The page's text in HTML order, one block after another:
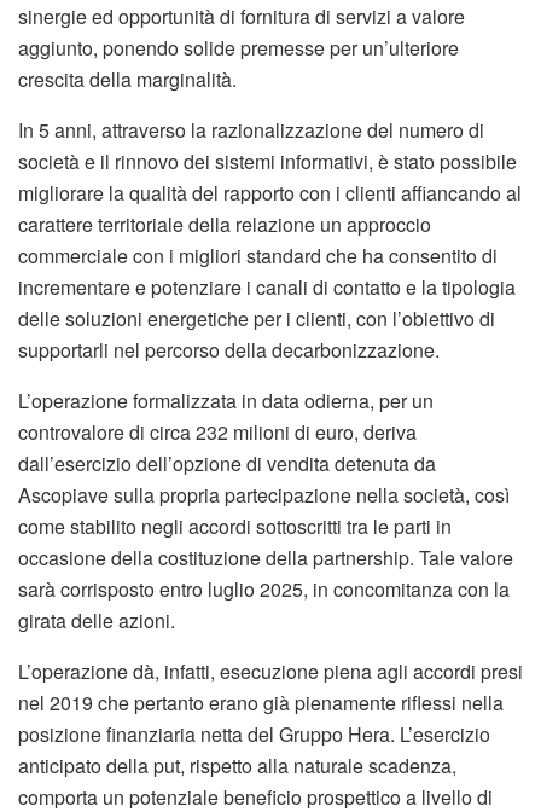
sinergie ed opportunità di fornitura di servizi a valore
aggiunto, ponendo solide premesse per un’ulteriore
crescita della marginalità.
In 5 anni, attraverso la razionalizzazione del numero di
società e il rinnovo dei sistemi informativi, è stato possibile
migliorare la qualità del rapporto con i clienti affiancando al
carattere territoriale della relazione un approccio
commerciale con i migliori standard che ha consentito di
incrementare e potenziare i canali di contatto e la tipologia
delle soluzioni energetiche per i clienti, con l’obiettivo di
supportarli nel percorso della decarbonizzazione.
L’operazione formalizzata in data odierna, per un
controvalore di circa 232 milioni di euro, deriva
dall’esercizio dell’opzione di vendita detenuta da
Ascopiave sulla propria partecipazione nella società, così
come stabilito negli accordi sottoscritti tra le parti in
occasione della costituzione della partnership. Tale valore
sarà corrisposto entro luglio 2025, in concomitanza con la
girata delle azioni.
L’operazione dà, infatti, esecuzione piena agli accordi presi
nel 2019 che pertanto erano già pienamente riflessi nella
posizione finanziaria netta del Gruppo Hera. L’esercizio
anticipato della put, rispetto alla naturale scadenza,
comporta un potenziale beneficio prospettico a livello di